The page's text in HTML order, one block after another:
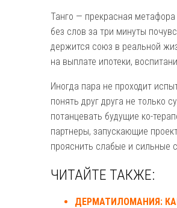
Танго — прекрасная
без слов за три минуты
держится союз в реальной
на выплате ипотеки,
Иногда пара не проходит
понять друг друга не только
потанцевать будущие ко-
партнеры, запускающие
прояснить слабые и сильные
ЧИТАЙТЕ ТАКЖЕ:
ДЕРМАТИЛОМАНИЯ: